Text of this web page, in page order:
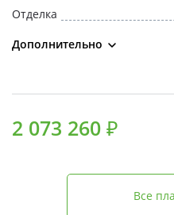
Отделка
Дополнительно
2 073 260 ₽
Все